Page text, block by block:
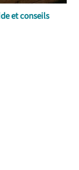
et conseils